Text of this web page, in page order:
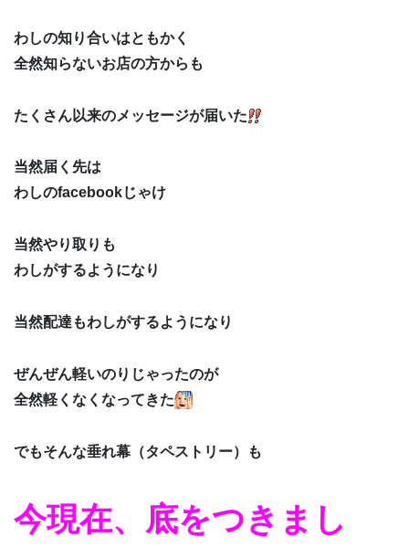
わしの知り合いはともかく
全然知らないお店の方からも
たくさん以来のメッセージが届いた
当然届く先は
わしのfacebookじゃけ
当然やり取りも
わしがするようになり
当然配達もわしがするようになり
ぜんぜん軽いのりじゃったのが
全然軽くなくなってきた
でもそんな垂れ幕（タペストリー）も
今現在、底をつきまし